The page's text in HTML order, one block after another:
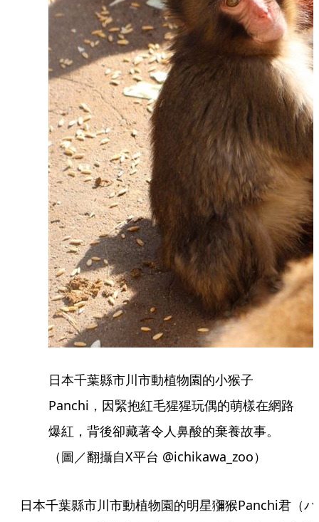
日本千葉縣市川市動植物園的小猴子
Panchi，因緊抱紅毛猩猩玩偶的萌樣在網路
爆紅，背後卻藏著令人鼻酸的棄養故事。
（圖／翻攝自X平台 @ichikawa_zoo）
日本千葉縣市川市動植物園的明星獼猴Panchi君（パ